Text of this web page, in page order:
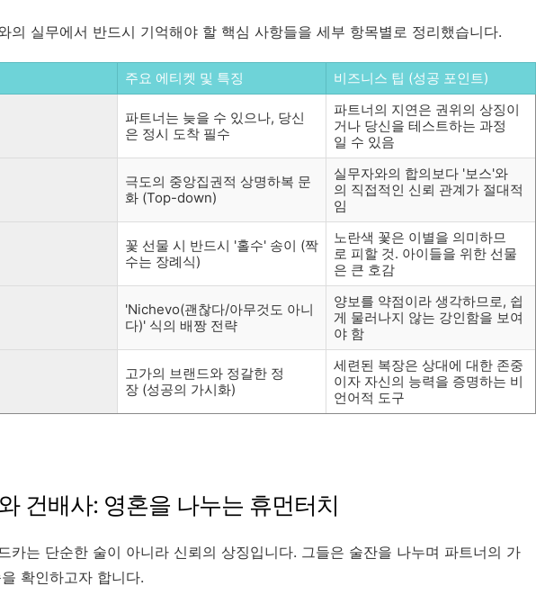
의 실무에서 반드시 기억해야 할 핵심 사항들을 세부 항목별로 정리했습니다.
주요 에티켓 및 특징 비즈니스 팁 (성공 포인트)
파트너는 늦을 수 있으나, 당신
은 정시 도착 필수
파트너의 지연은 권위의 상징이
거나 당신을 테스트하는 과정
일 수 있음
극도의 중앙집권적 상명하복 문
화 (Top-down)
실무자와의 합의보다 '보스'와
의 직접적인 신뢰 관계가 절대적
임
꽃 선물 시 반드시 '홀수' 송이 (짝
수는 장례식)
노란색 꽃은 이별을 의미하므
로 피할 것. 아이들을 위한 선물
은 큰 호감
'Nichevo(괜찮다/아무것도 아니
다)' 식의 배짱 전략
양보를 약점이라 생각하므로, 쉽
게 물러나지 않는 강인함을 보여
야 함
고가의 브랜드와 정갈한 정
장 (성공의 가시화)
세련된 복장은 상대에 대한 존중
이자 자신의 능력을 증명하는 비
언어적 도구
건배사: 영혼을 나누는 휴먼터치
카는 단순한 술이 아니라 신뢰의 상징입니다. 그들은 술잔을 나누며 파트너의 가
확인하고자 합니다.